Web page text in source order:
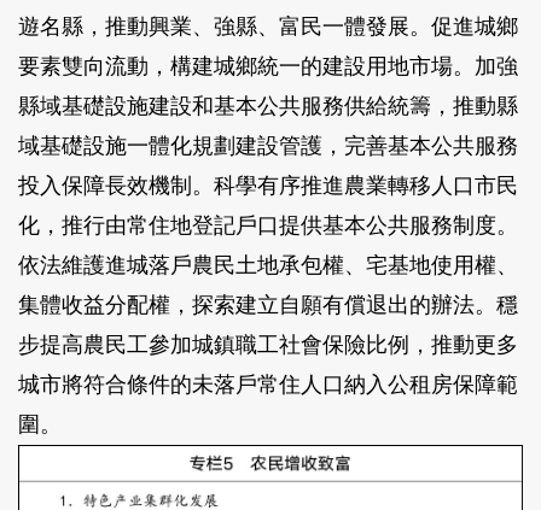
遊名縣，推動興業、強縣、富民一體發展。促進城鄉
要素雙向流動，構建城鄉統一的建設用地市場。加強
縣域基礎設施建設和基本公共服務供給統籌，推動縣
域基礎設施一體化規劃建設管護，完善基本公共服務
投入保障長效機制。科學有序推進農業轉移人口市民
化，推行由常住地登記戶口提供基本公共服務制度。
依法維護進城落戶農民土地承包權、宅基地使用權、
集體收益分配權，探索建立自願有償退出的辦法。穩
步提高農民工參加城鎮職工社會保險比例，推動更多
城市將符合條件的未落戶常住人口納入公租房保障範
圍。